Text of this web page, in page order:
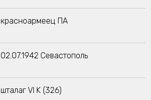
красноармеец ПА
02.07.1942 Севастополь
шталаг VI K (326)